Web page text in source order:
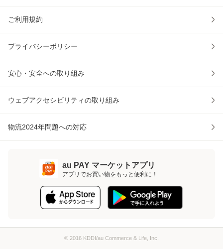
ご利用規約
プライバシーポリシー
安心・安全への取り組み
ウェブアクセシビリティの取り組み
物流2024年問題への対応
au PAY マーケットアプリ
アプリでお買い物をもっと便利に！
© 2016 KDDI/au Commerce & Life, Inc.